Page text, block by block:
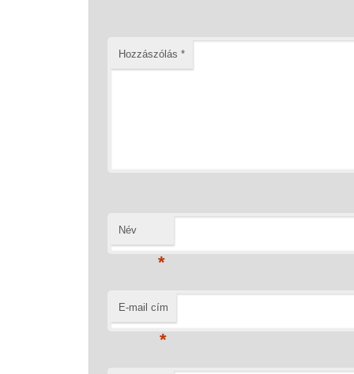
Hozzászólás *
Név
*
E-mail cím
*